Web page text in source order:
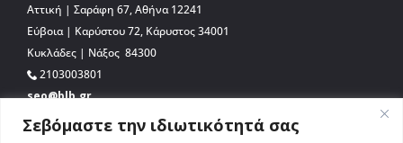
Σεβόμαστε την ιδιωτικότητά σας
Αττική | Σαράφη 67, Αθήνα 12241
Εύβοια | Καρύστου 72, Κάρυστος 34001
Κυκλάδες | Νάξος 84300
2103003801
seo@blb.gr